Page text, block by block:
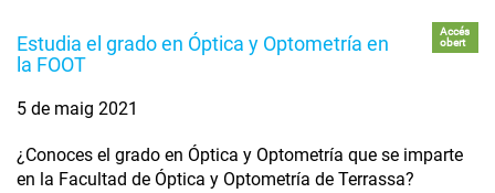
Estudia el grado en Óptica y Optometría en
la FOOT
Accés
obert
5 de maig 2021
¿Conoces el grado en Óptica y Optometría que se imparte
en la Facultad de Óptica y Optometría de Terrassa?